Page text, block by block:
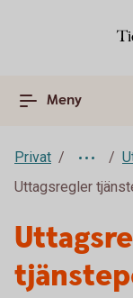
Meny
Privat
Uttagsregler